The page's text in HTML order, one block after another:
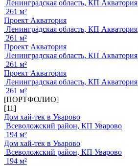
Ленинградская область, КП Акватория
261 м²
Проект Акватория
Ленинградская область, КП Акватория
261 м²
Проект Акватория
Ленинградская область, КП Акватория
261 м²
Проект Акватория
Ленинградская область, КП Акватория
261 м²
[ПОРТФОЛИО]
[11]
Дом хай-тек в Уварово
Всеволожский район, КП Уварово
194 м²
Дом хай-тек в Уварово
Всеволожский район, КП Уварово
194 м²